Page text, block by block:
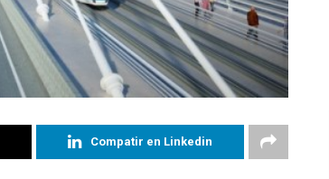
Compatir en Linkedin